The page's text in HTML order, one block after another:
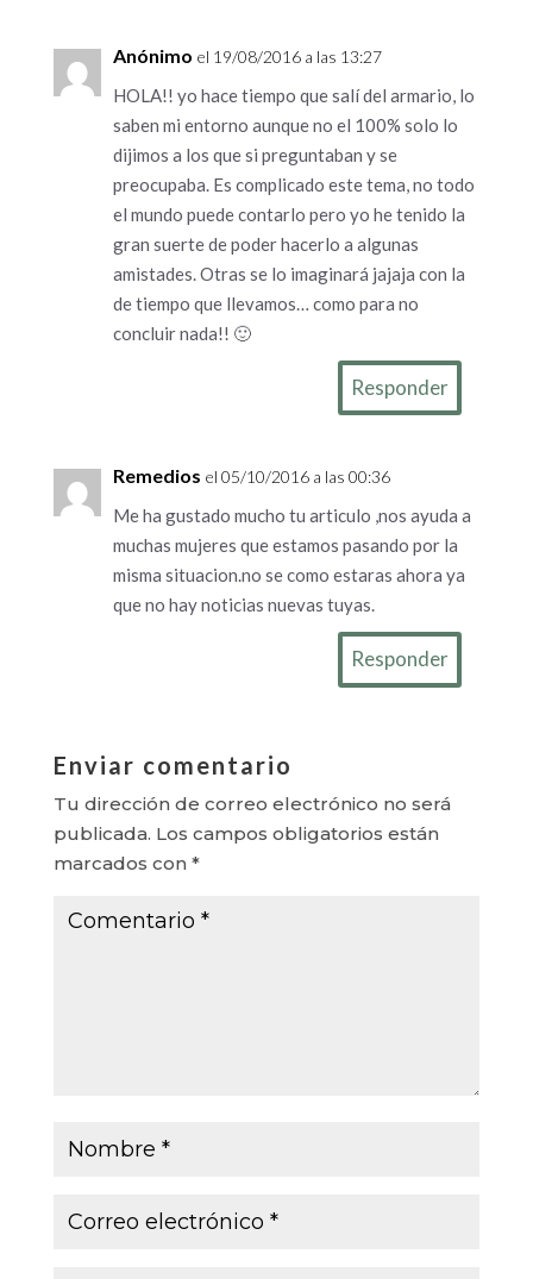
Anónimo el 19/08/2016 a las 13:27
HOLA!! yo hace tiempo que salí del armario, lo
saben mi entorno aunque no el 100% solo lo
dijimos a los que si preguntaban y se
preocupaba. Es complicado este tema, no todo
el mundo puede contarlo pero yo he tenido la
gran suerte de poder hacerlo a algunas
amistades. Otras se lo imaginará jajaja con la
de tiempo que llevamos… como para no
concluir nada!! 🙂
Responder
Remedios el 05/10/2016 a las 00:36
Me ha gustado mucho tu articulo ,nos ayuda a
muchas mujeres que estamos pasando por la
misma situacion.no se como estaras ahora ya
que no hay noticias nuevas tuyas.
Responder
Enviar comentario
Tu dirección de correo electrónico no será
publicada. Los campos obligatorios están
marcados con *